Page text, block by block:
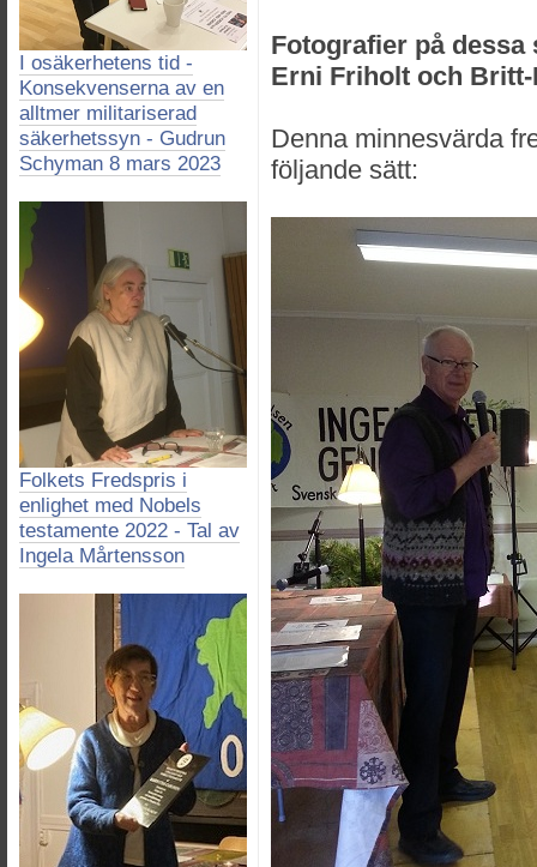
I osäkerhetens tid -
Konsekvenserna av en
alltmer militariserad
säkerhetssyn - Gudrun
Schyman 8 mars 2023
Folkets Fredspris i
enlighet med Nobels
testamente 2022 - Tal av
Ingela Mårtensson
Fotografier på dessa
Erni Friholt och
Denna minnesvärda
följande sätt: